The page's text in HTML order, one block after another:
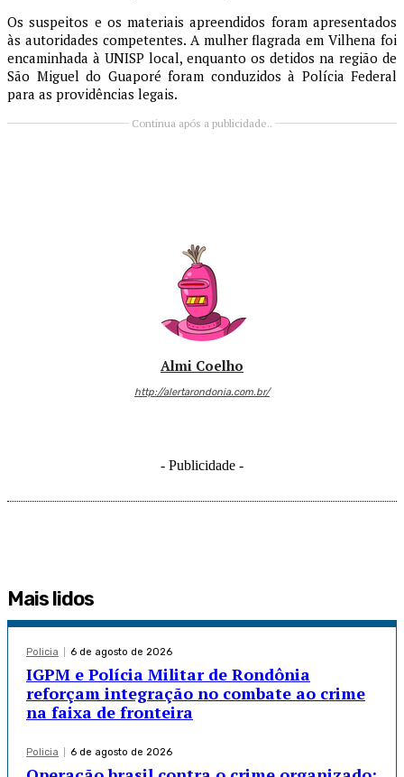
Os suspeitos e os materiais apreendidos foram apresentados
às autoridades competentes. A mulher flagrada em Vilhena foi
encaminhada à UNISP local, enquanto os detidos na região de
São Miguel do Guaporé foram conduzidos à Polícia Federal
para as providências legais.
Continua após a publicidade..
Almi Coelho
http://alertarondonia.com.br/
- Publicidade -
Mais lidos
Policia 6 de agosto de 2026
IGPM e Polícia Militar de Rondônia
reforçam integração no combate ao crime
na faixa de fronteira
Policia 6 de agosto de 2026